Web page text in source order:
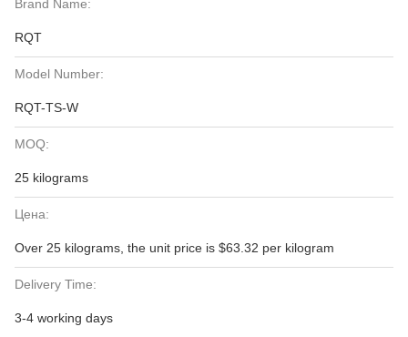
Brand Name:
RQT
Model Number:
RQT-TS-W
MOQ:
25 kilograms
Цена:
Over 25 kilograms, the unit price is $63.32 per kilogram
Delivery Time:
3-4 working days